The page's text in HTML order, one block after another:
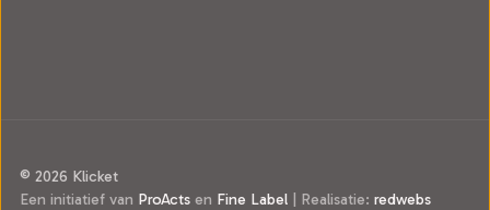
© 2026 Klicket
Een initiatief van ProActs en Fine Label | Realisatie: redwebs